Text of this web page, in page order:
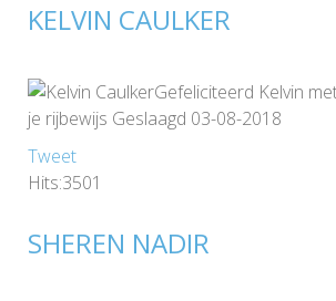
KELVIN CAULKER
Gefeliciteerd Kelvin
je rijbewijs Geslaagd 03-08-2018
Tweet
Hits:3501
SHEREN NADIR